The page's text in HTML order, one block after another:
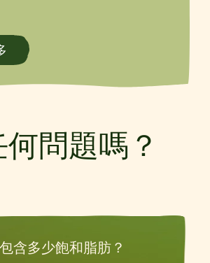
問題嗎？
含多少飽和脂肪？